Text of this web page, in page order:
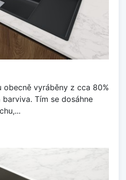
obecně vyráběny z cca 80%
Tím se dosáhne